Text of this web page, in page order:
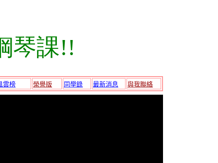
琴課!!
雲榜 榮譽版 同學錄 最新消息 與我聯絡